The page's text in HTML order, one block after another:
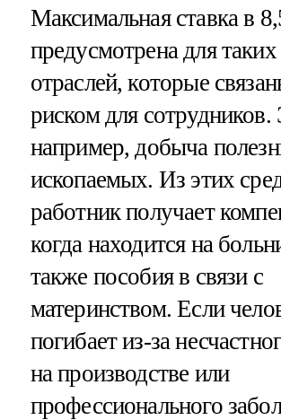
Максимальная ставка в
предусмотрена для таких
отраслей, которые
риском для сотрудников.
например, добыча
ископаемых. Из этих
работник получает
когда находится на
также пособия в связи с
материнством. Если
погибает из-за
на производстве или
профессионального